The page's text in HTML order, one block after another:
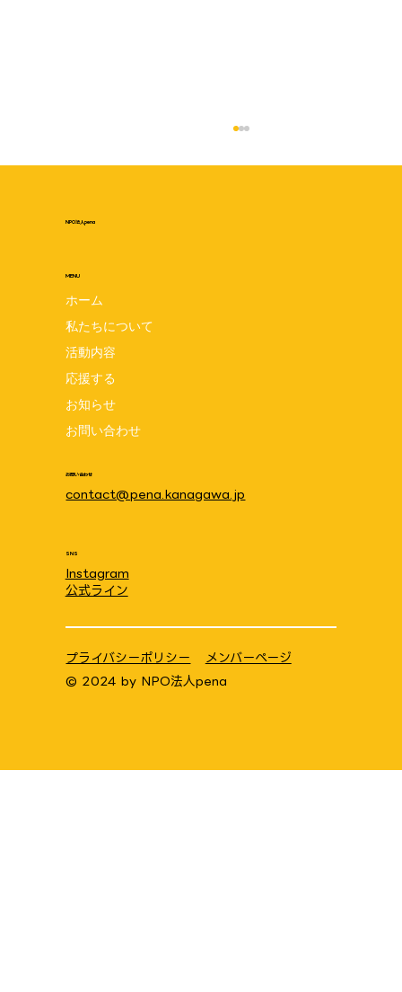
pena設立5周年記念交流会 7月24日は
penaの誕生日☆みんなでお祝いしましょ
う♪ 8月1日(土)10:00~11:30 場所:笠間
地域ケアプラザ
NPO法人pena
MENU
ホーム
私たちについて
活動内容
応援する
お知らせ
お問い合わせ
お問い合わせ
contact@pena.kanagawa.jp
SNS
Instagram
公式ライン
© 2024 by NPO法人pena
プライバシーポリシー メンバーページ